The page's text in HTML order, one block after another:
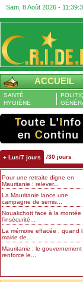
Sam, 8 Août 2026 -
ACCUEIL
SANTÉ
HYGIÈNE
+ Lus/7 jours /30 jours
Pour une retraite digne en
Mauritanie : relever...
La Mauritanie lance une
campagne de semis...
Nouakchott face à la montée
l’insécurité...
La mémoire effacée : quand
mairie de...
Mauritanie : le gouvernement
renforce le...